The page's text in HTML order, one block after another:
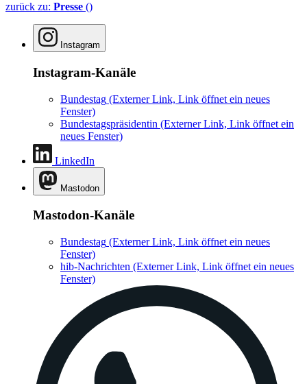
zurück zu: Presse ()
Instagram
Instagram-Kanäle
Bundestag (Externer Link, Link öffnet ein neues
Fenster)
Bundestagspräsidentin (Externer Link, Link öffnet ein
neues Fenster)
LinkedIn
Mastodon
Mastodon-Kanäle
Bundestag (Externer Link, Link öffnet ein neues
Fenster)
hib-Nachrichten (Externer Link, Link öffnet ein neues
Fenster)